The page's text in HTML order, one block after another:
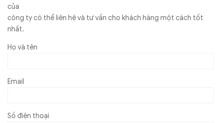
của
công ty có thể liên hệ và tư vấn cho khách hàng một cách tốt
nhất.
Họ và tên
Email
Số điện thoại